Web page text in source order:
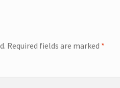
Required fields are marked *